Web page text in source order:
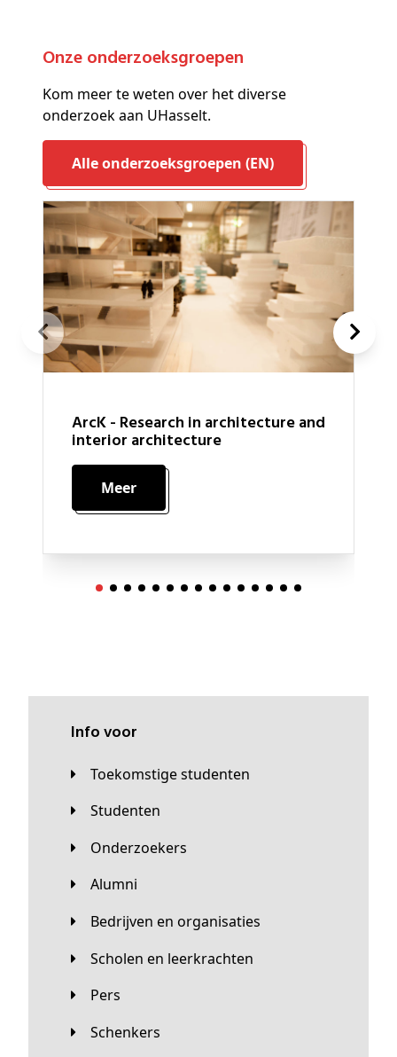
Onze onderzoeksgroepen
Kom meer te weten over het diverse
onderzoek aan UHasselt.
Alle onderzoeksgroepen (EN)
ArcK - Research in architecture and
interior architecture
Meer
Info voor
Toekomstige studenten
Studenten
Onderzoekers
Alumni
Bedrijven en organisaties
Scholen en leerkrachten
Pers
Schenkers